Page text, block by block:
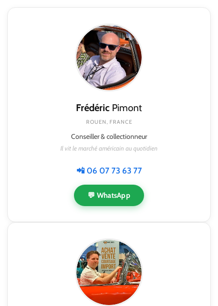
Frédéric Pimont
ROUEN, FRANCE
Conseiller & collectionneur
Il vit le marché américain au quotidien
📲 06 07 73 63 77
💬 WhatsApp